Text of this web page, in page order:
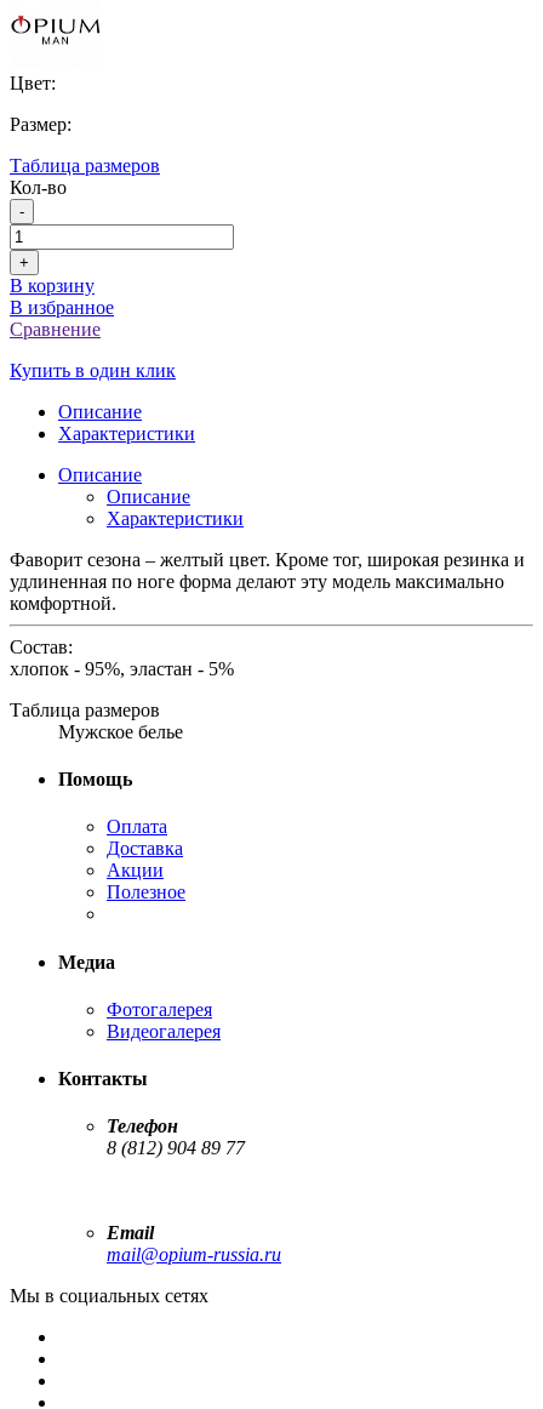
Цвет:
Размер:
Таблица размеров
Кол-во
-
+
В корзину
В избранное
Сравнение
Купить в один клик
Описание
Характеристики
Описание
Описание
Характеристики
Фаворит сезона – желтый цвет. Кроме тог, широкая резинка и
удлиненная по ноге форма делают эту модель максимально
комфортной.
Состав:
хлопок - 95%, эластан - 5%
Таблица размеров
Мужское белье
Помощь
Оплата
Доставка
Акции
Полезное
Медиа
Фотогалерея
Видеогалерея
Контакты
Телефон
8 (812) 904 89 77
Email
mail@opium-russia.ru
Мы в социальных сетях